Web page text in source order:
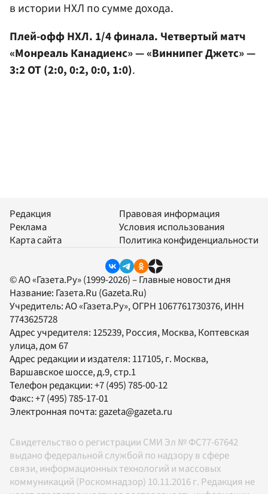
в истории НХЛ по сумме дохода.
Плей-офф НХЛ. 1/4 финала. Четвертый матч
«Монреаль Канадиенс» — «Виннипег Джетс» —
3:2 ОТ (2:0, 0:2, 0:0, 1:0).
Редакция
Реклама
Карта сайта
Правовая информация
Условия использования
Политика конфиденциальности
© АО «Газета.Ру» (1999-2026) – Главные новости дня
Название: Газета.Ru (Gazeta.Ru)
Учредитель:АО «Газета.Ру», ОГРН 1067761730376, ИНН
7743625728
Адрес учредителя: 125239, Россия, Москва, Коптевская
улица, дом 67
Адрес редакции и издателя: 117105, г. Москва,
Варшавское шоссе, д.9, стр.1
Телефон редакции:+7 (495) 785-00-12
Факс:+7 (495) 785-17-01
Электронная почта: gazeta@gazeta.ru
Свидетельство о регистрации СМИ Эл № ФС77-67642
выдано федеральной службой по надзору в сфере
связи, информационных технологий и массовых
коммуникаций (Роскомнадзор) 10.11.2016 г. Редакция не